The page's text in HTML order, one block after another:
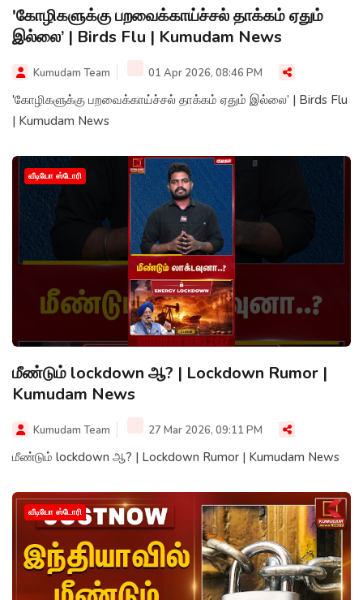
'கோழிகளுக்கு பறவைக்காய்ச்சல் தாக்கம் ஏதும்
இல்லை’ | Birds Flu | Kumudam News
Kumudam Team 01 Apr 2026, 08:46 PM
'கோழிகளுக்கு பறவைக்காய்ச்சல் தாக்கம் ஏதும் இல்லை’ | Birds Flu
| Kumudam News
வீடியோ ஸ்டோரி
மீண்டும் lockdown ஆ? | Lockdown Rumor |
Kumudam News
Kumudam Team 27 Mar 2026, 09:11 PM
மீண்டும் lockdown ஆ? | Lockdown Rumor | Kumudam News
வீடியோ ஸ்டோரி